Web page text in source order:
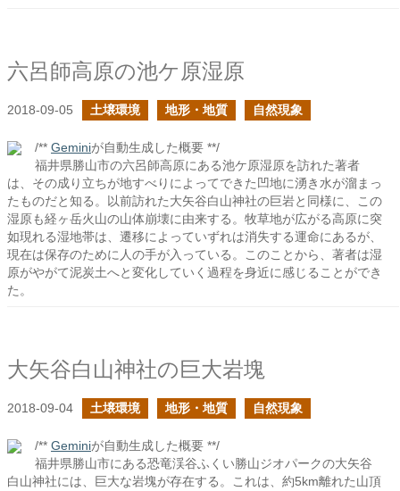
六呂師高原の池ケ原湿原
2018-09-05 土壌環境 地形・地質 自然現象
/** Geminiが自動生成した概要 **/
福井県勝山市の六呂師高原にある池ケ原湿原を訪れた著者
は、その成り立ちが地すべりによってできた凹地に湧き水が溜まっ
たものだと知る。以前訪れた大矢谷白山神社の巨岩と同様に、この
湿原も経ヶ岳火山の山体崩壊に由来する。牧草地が広がる高原に突
如現れる湿地帯は、遷移によっていずれは消失する運命にあるが、
現在は保存のために人の手が入っている。このことから、著者は湿
原がやがて泥炭土へと変化していく過程を身近に感じることができ
た。
大矢谷白山神社の巨大岩塊
2018-09-04 土壌環境 地形・地質 自然現象
/** Geminiが自動生成した概要 **/
福井県勝山市にある恐竜渓谷ふくい勝山ジオパークの大矢谷
白山神社には、巨大な岩塊が存在する。これは、約5km離れた山頂